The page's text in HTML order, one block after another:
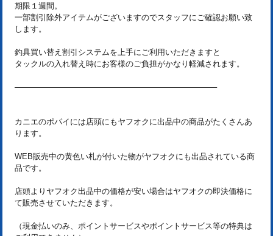
期限１週間。
一部割引除外アイテムがございますのでスタッフにご確認お願い致
します。
釣具買い替え割引システムを上手にご利用いただきますと
タックルの入れ替え時にお客様のご負担がかなり軽減されます。
—————————————————————————–
カニエのポパイには店頭にもヤフオクに出品中の商品がたくさんあ
ります。
WEB販売中の黄色い札が付いた物がヤフオクにも出品されている商
品です。
店頭よりヤフオク出品中の価格が安い場合はヤフオクの即決価格に
て販売させていただきます。
（現金払いのみ、ポイントサービスやポイントサービス等の特典は